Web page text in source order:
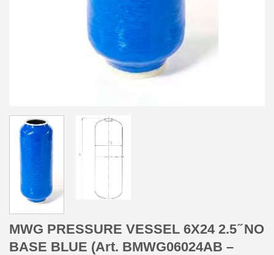
MWG PRESSURE VESSEL 6X24 2.5 ̋ NO
BASE BLUE (Art. BMWG06024AB –